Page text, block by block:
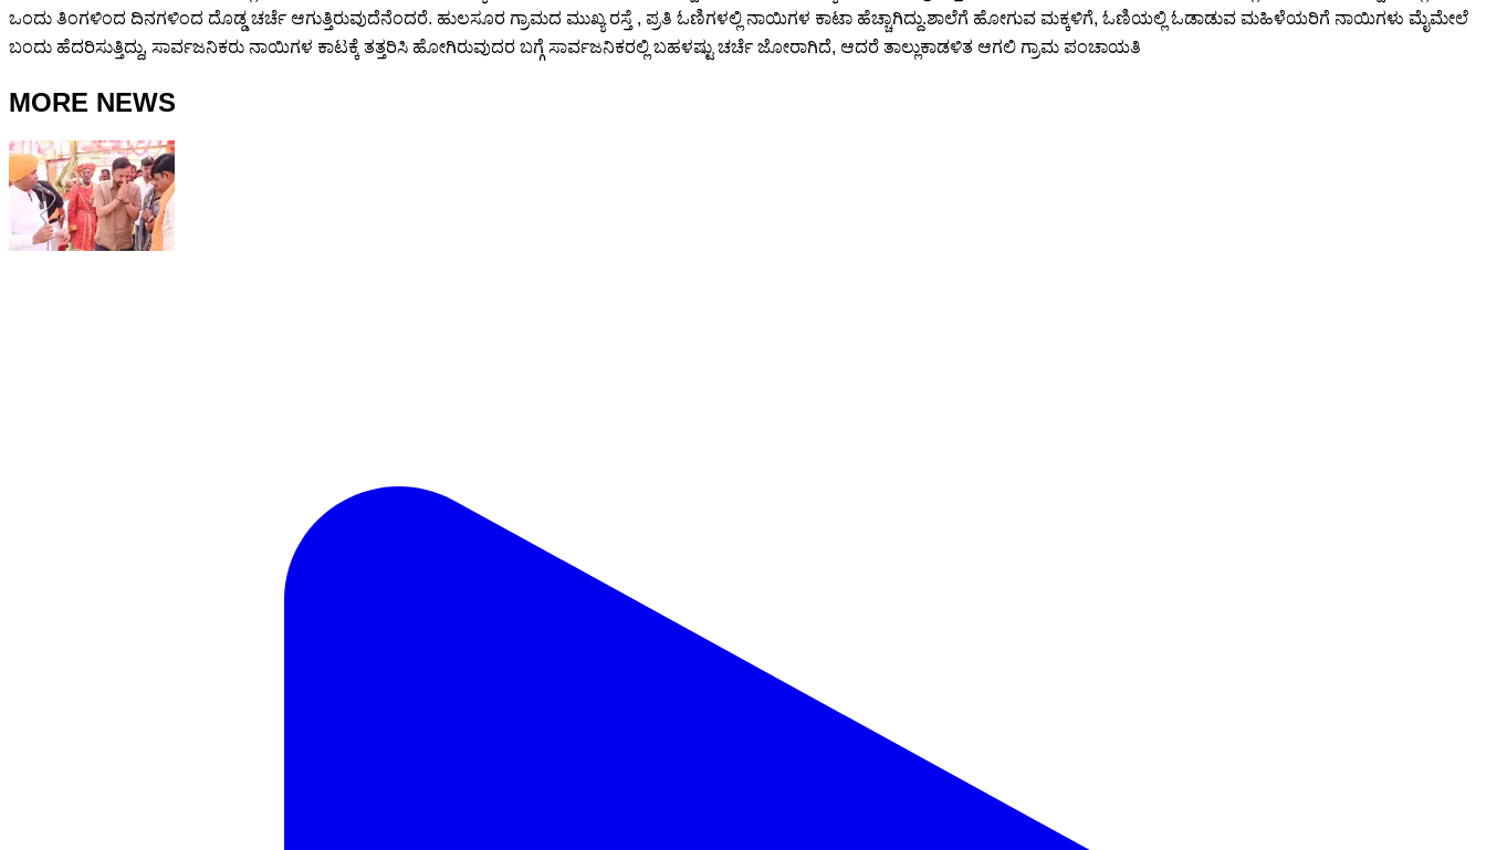
ಒಂದು ತಿಂಗಳಿಂದ ದಿನಗಳಿಂದ ದೊಡ್ಡ ಚರ್ಚೆ ಆಗುತ್ತಿರುವುದೆನೆಂದರೆ. ಹುಲಸೂರ ಗ್ರಾಮದ ಮುಖ್ಯ ರಸ್ತೆ , ಪ್ರತಿ ಓಣಿಗಳಲ್ಲಿ ನಾಯಿಗಳ ಕಾಟಾ ಹೆಚ್ಚಾಗಿದ್ದು.ಶಾಲೆಗೆ ಹೋಗುವ ಮಕ್ಕಳಿಗೆ, ಓಣಿಯಲ್ಲಿ ಓಡಾಡುವ ಮಹಿಳೆಯರಿಗೆ ನಾಯಿಗಳು ಮೈಮೇಲೆ
ಬಂದು ಹೆದರಿಸುತ್ತಿದ್ದು, ಸಾರ್ವಜನಿಕರು ನಾಯಿಗಳ ಕಾಟಕ್ಕೆ ತತ್ತರಿಸಿ ಹೋಗಿರುವುದರ ಬಗ್ಗೆ ಸಾರ್ವಜನಿಕರಲ್ಲಿ ಬಹಳಷ್ಟು ಚರ್ಚೆ ಜೋರಾಗಿದೆ, ಆದರೆ ತಾಲ್ಲುಕಾಡಳಿತ ಆಗಲಿ ಗ್ರಾಮ ಪಂಚಾಯತಿ
MORE NEWS